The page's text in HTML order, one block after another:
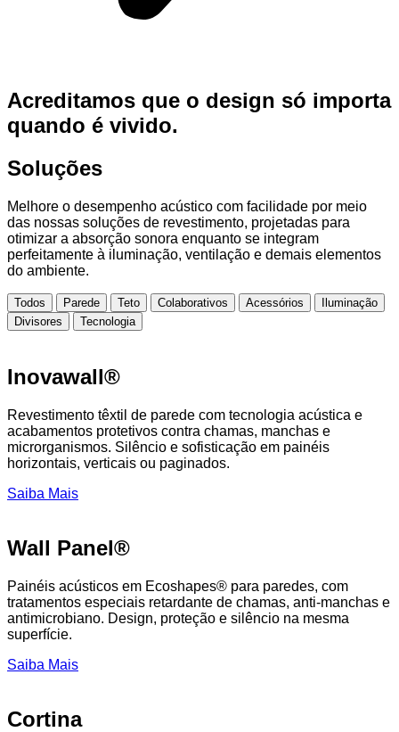
Acreditamos que o design só importa
quando é vivido.
Soluções
Melhore o desempenho acústico com facilidade por meio
das nossas soluções de revestimento, projetadas para
otimizar a absorção sonora enquanto se integram
perfeitamente à iluminação, ventilação e demais elementos
do ambiente.
Todos Parede Teto Colaborativos Acessórios
Iluminação
Divisores
Tecnologia
Inovawall®
Revestimento têxtil de parede com tecnologia acústica e
acabamentos protetivos contra chamas, manchas e
microrganismos. Silêncio e sofisticação em painéis
horizontais, verticais ou paginados.
Saiba Mais
Wall Panel®
Painéis acústicos em Ecoshapes® para paredes, com
tratamentos especiais retardante de chamas, anti-manchas e
antimicrobiano. Design, proteção e silêncio na mesma
superfície.
Saiba Mais
Cortina